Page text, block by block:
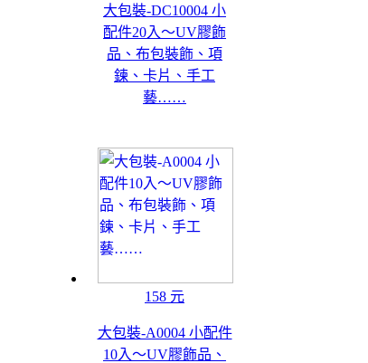
大包裝-DC10004 小
配件20入～UV膠飾
品、布包裝飾、項
鍊、卡片、手工
藝……
158 元
大包裝-A0004 小配件
10入～UV膠飾品、